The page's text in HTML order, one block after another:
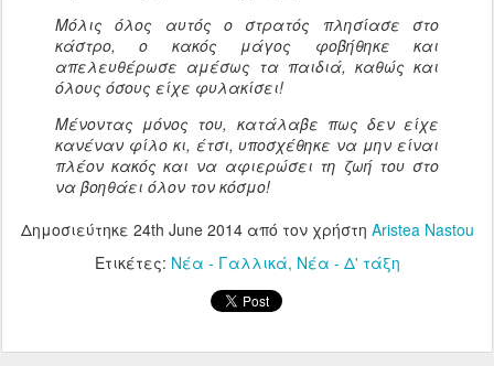
Μόλις όλος αυτός ο στρατός πλησίασε στο
κάστρο, ο κακός μάγος φοβήθηκε και
απελευθέρωσε αμέσως τα παιδιά, καθώς και
όλους όσους είχε φυλακίσει!
Μένοντας μόνος του, κατάλαβε πως δεν είχε
κανέναν φίλο κι, έτσι, υποσχέθηκε να μην είναι
πλέον κακός και να αφιερώσει τη ζωή του στο
να βοηθάει όλον τον κόσμο!
Δημοσιεύτηκε 24th June 2014από τον χρήστη Aristea Nastou
Ετικέτες: Νέα - Γαλλικά Νέα - Δ' τάξη